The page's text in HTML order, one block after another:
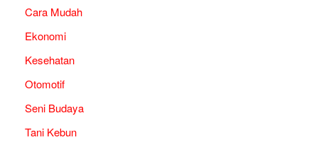
Cara Mudah
Ekonomi
Kesehatan
Otomotif
Seni Budaya
Tani Kebun